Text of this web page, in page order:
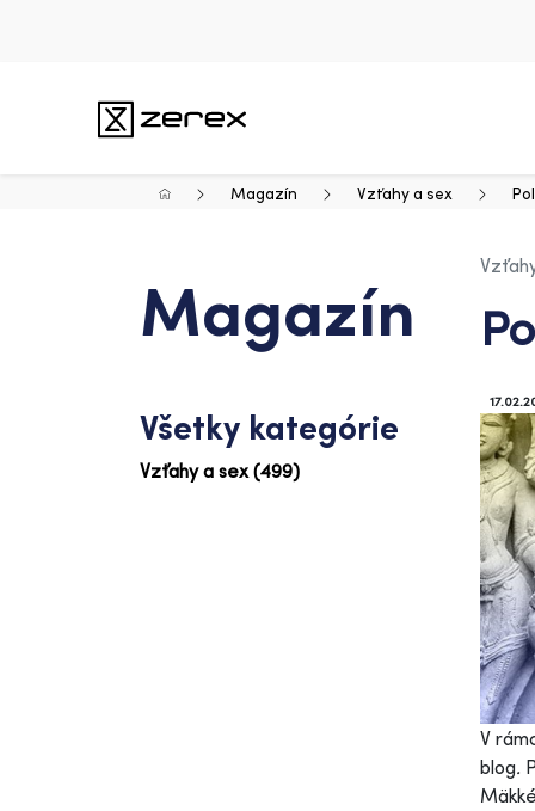
Magazín Vzťahy a sex
Magazín
Všetky kategórie
Vzťahy a sex (499)
V
blog.